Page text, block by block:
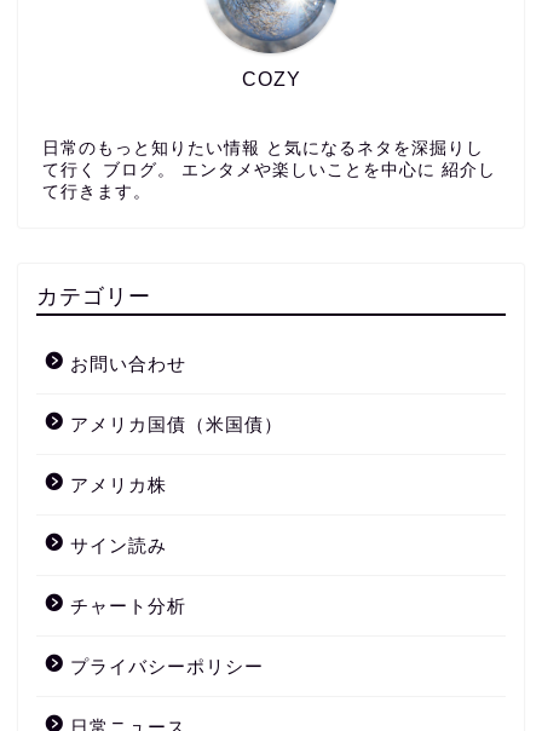
COZY
日常のもっと知りたい情報 と気になるネタを深掘りし
て行く ブログ。 エンタメや楽しいことを中心に 紹介し
て行きます。
カテゴリー
お問い合わせ
アメリカ国債（米国債）
アメリカ株
サイン読み
チャート分析
プライバシーポリシー
日常ニュース